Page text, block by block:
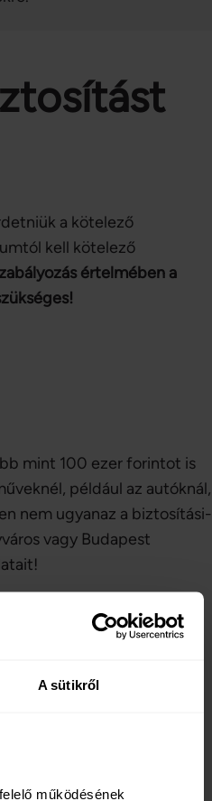
A sütikről
működésének
a kötelező
kell kötelező
értelmében a
mint 100 ezer forintot is
például az autóknál,
nem ugyanaz a biztosítási-
vagy Budapest
működő